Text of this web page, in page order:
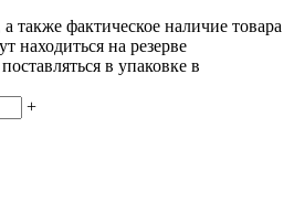
также фактическое наличие товара
находиться на резерве
в упаковке в
+